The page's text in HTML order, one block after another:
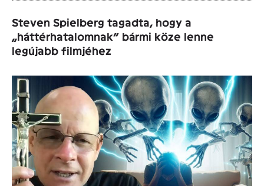
Steven Spielberg tagadta, hogy a
„háttérhatalomnak” bármi köze lenne
legújabb filmjéhez